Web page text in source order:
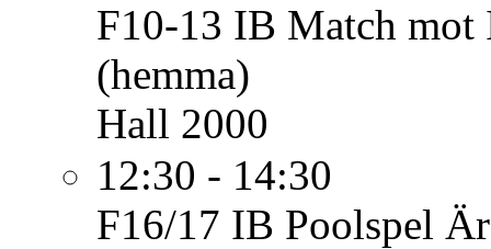
F10-13 IB Match mot
(hemma)
Hall 2000
12:30 - 14:30
F16/17 IB Poolspel